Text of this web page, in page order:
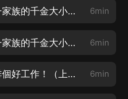
第002章 世界第一家族的千金大小姐？（中）新專輯上架，感謝收聽、訂閱評論投月票！ 6min
第003章 世界第一家族的千金大小姐？（下）新專輯上架，感謝收聽、訂閱評論投月票！ 6min
第004章 給你安排個好工作！（上）【新品求月票+滿星好評！謝謝】 6min